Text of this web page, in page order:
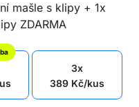
mašle s klipy + 1x
ZDARMA
3x
389 Kč/kus